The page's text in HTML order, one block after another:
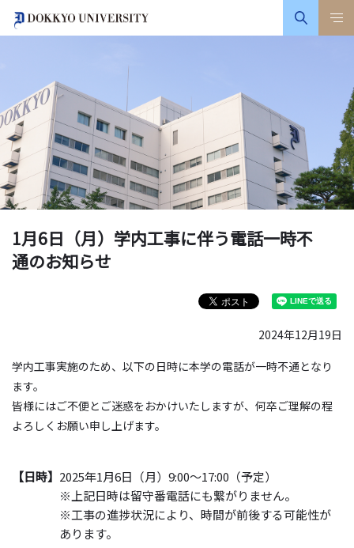
1月6日（月）学内工事に伴う電話一時不
通のお知らせ
2024年12月19日
学内工事実施のため、以下の日時に本学の電話が一時不通となり
ます。
皆様にはご不便とご迷惑をおかけいたしますが、何卒ご理解の程
よろしくお願い申し上げます。
【日時】 2025年1月6日（月）9:00～17:00（予定）
※上記日時は留守番電話にも繋がりません。
※工事の進捗状況により、時間が前後する可能性が
あります。